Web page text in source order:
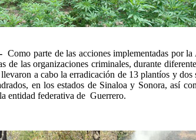
Como parte de las acciones implementadas por
de las organizaciones criminales, durante
a cabo la erradicación de 13 plantíos y dos
en los estados de Sinaloa y Sonora, así
entidad federativa de Guerrero.